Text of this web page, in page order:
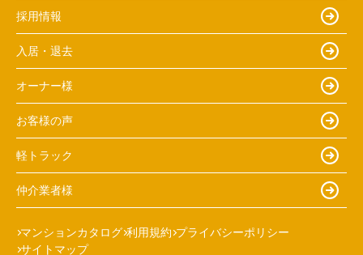
採用情報
入居・退去
オーナー様
お客様の声
軽トラック
仲介業者様
マンションカタログ 利用規約 プライバシーポリシー
サイトマップ